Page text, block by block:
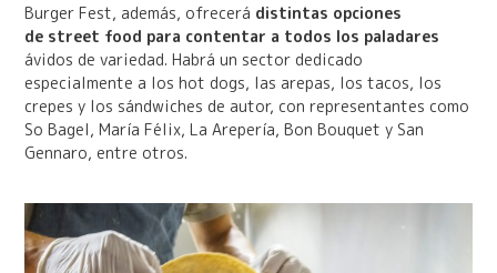
Burger Fest, además, ofrecerá distintas opciones
de street food para contentar a todos los paladares
ávidos de variedad. Habrá un sector dedicado
especialmente a los hot dogs, las arepas, los tacos, los
crepes y los sándwiches de autor, con representantes como
So Bagel, María Félix, La Arepería, Bon Bouquet y San
Gennaro, entre otros.